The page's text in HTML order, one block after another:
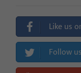
Like us
Follow